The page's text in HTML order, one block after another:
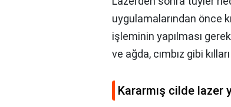
uygulamalarından önce
işleminin yapılması
ve ağda, cımbız gibi
Kararmış cilde lazer